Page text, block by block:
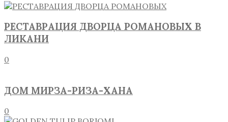
РЕСТАВРАЦИЯ ДВОРЦА РОМАНОВЫХ В
ЛИКАНИ
0
ДОМ МИРЗА-РИЗА-ХАНА
0